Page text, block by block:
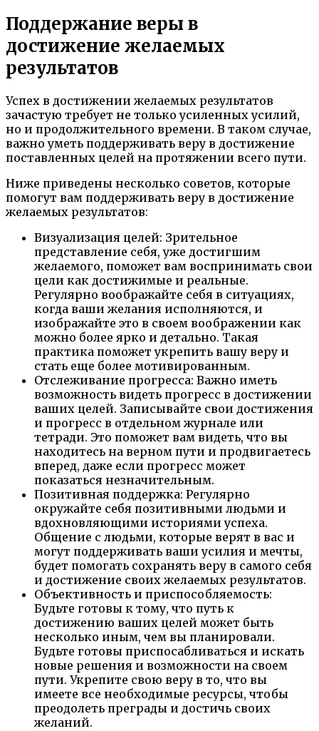
Поддержание веры в
достижение желаемых
результатов
Успех в достижении желаемых результатов
зачастую требует не только усиленных усилий,
но и продолжительного времени. В таком случае,
важно уметь поддерживать веру в достижение
поставленных целей на протяжении всего пути.
Ниже приведены несколько советов, которые
помогут вам поддерживать веру в достижение
желаемых результатов:
Визуализация целей: Зрительное
представление себя, уже достигшим
желаемого, поможет вам воспринимать свои
цели как достижимые и реальные.
Регулярно воображайте себя в ситуациях,
когда ваши желания исполняются, и
изображайте это в своем воображении как
можно более ярко и детально. Такая
практика поможет укрепить вашу веру и
стать еще более мотивированным.
Отслеживание прогресса: Важно иметь
возможность видеть прогресс в достижении
ваших целей. Записывайте свои достижения
и прогресс в отдельном журнале или
тетради. Это поможет вам видеть, что вы
находитесь на верном пути и продвигаетесь
вперед, даже если прогресс может
показаться незначительным.
Позитивная поддержка: Регулярно
окружайте себя позитивными людьми и
вдохновляющими историями успеха.
Общение с людьми, которые верят в вас и
могут поддерживать ваши усилия и мечты,
будет помогать сохранять веру в самого себя
и достижение своих желаемых результатов.
Объективность и приспособляемость:
Будьте готовы к тому, что путь к
достижению ваших целей может быть
несколько иным, чем вы планировали.
Будьте готовы приспосабливаться и искать
новые решения и возможности на своем
пути. Укрепите свою веру в то, что вы
имеете все необходимые ресурсы, чтобы
преодолеть преграды и достичь своих
желаний.